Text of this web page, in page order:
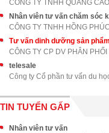
Nhân viên tư vấn chăm sóc
CÔNG TY TNHH HỒNG PHÚC
CÔNG TY CP DV PHÂN
telesale
Công ty Cổ phần tư vấn du
TIN TUYỂN GẤP
Nhân viên tư vấn